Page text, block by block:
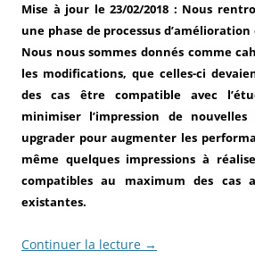
Mise à jour le 23/02/2018 : Nous
une phase de processus
Nous nous sommes donnés comme
les modifications, que celles-ci
des cas être compatible avec
minimiser l’impression de
upgrader pour augmenter les
même quelques impressions à
compatibles au maximum des cas
existantes.
Continuer la lecture →